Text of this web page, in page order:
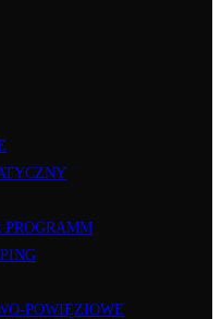
PROGRAMM
POWIĘZIOWE